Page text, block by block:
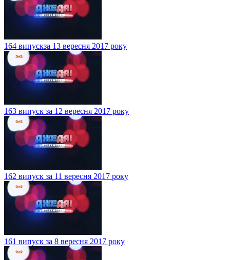
164 випускза 13 вересня 2017 року
163 випуск за 12 вересня 2017 року
162 випуск за 11 вересня 2017 року
161 випуск за 8 вересня 2017 року